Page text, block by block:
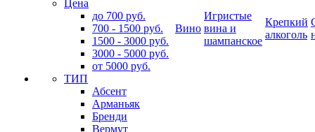
Цена
до 700 руб.
700 - 1500 руб.
1500 - 3000 руб.
3000 - 5000 руб.
от 5000 руб.
ТИП
Абсент
Арманьяк
Бренди
Вермут
Вино
Игристые
вина и
шампанское
Крепкий
алкоголь